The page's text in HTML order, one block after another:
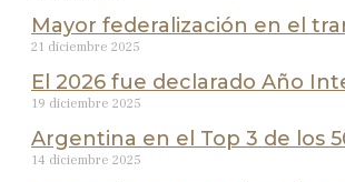
Mayor federalización en el
21 diciembre 2025
El 2026 fue declarado Año
19 diciembre 2025
Argentina en el Top 3 de los
14 diciembre 2025